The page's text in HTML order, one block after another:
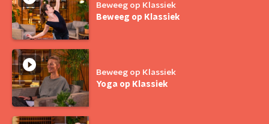
Beweeg op Klassiek
Beweeg op Klassiek
Beweeg op Klassiek
Yoga op Klassiek